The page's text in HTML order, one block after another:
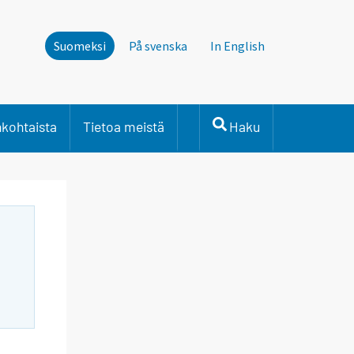
Suomeksi På svenska In English
Tietoa meistä Haku